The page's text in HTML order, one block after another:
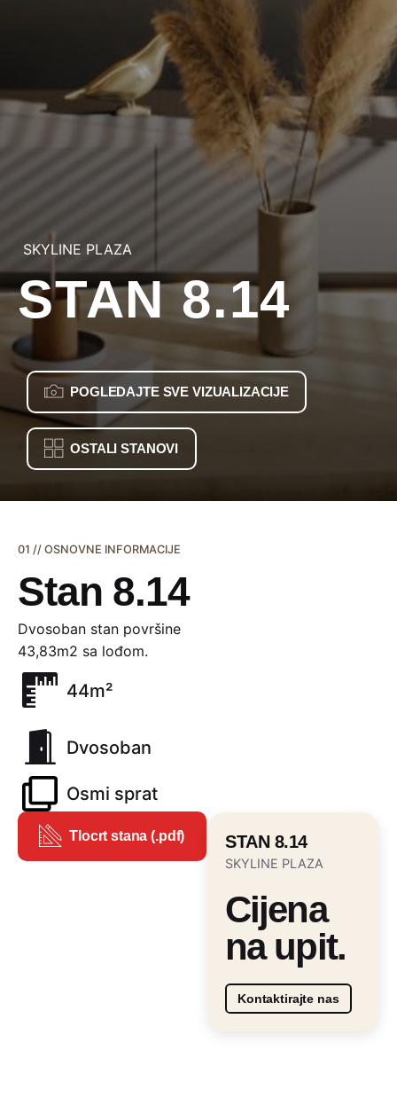
SKYLINE PLAZA
STAN 8.14
POGLEDAJTE SVE VIZUALIZACIJE
OSTALI STANOVI
01 // OSNOVNE INFORMACIJE
Stan 8.14
Dvosoban stan površine
43,83m2 sa lođom.
44m²
Dvosoban
Osmi sprat
Tlocrt stana (.pdf) STAN 8.14
SKYLINE PLAZA
Cijena
na upit.
Kontaktirajte nas